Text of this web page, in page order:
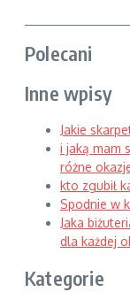
Polecani
Inne wpisy
Jakie
i jaką mam
różne
kto zgubił
Spodnie w
Jaka
dla każdej
Kategorie